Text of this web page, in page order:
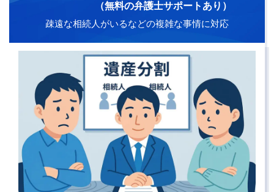
（無料の弁護士サポートあり）
疎遠な相続人がいるなどの複雑な事情に対応